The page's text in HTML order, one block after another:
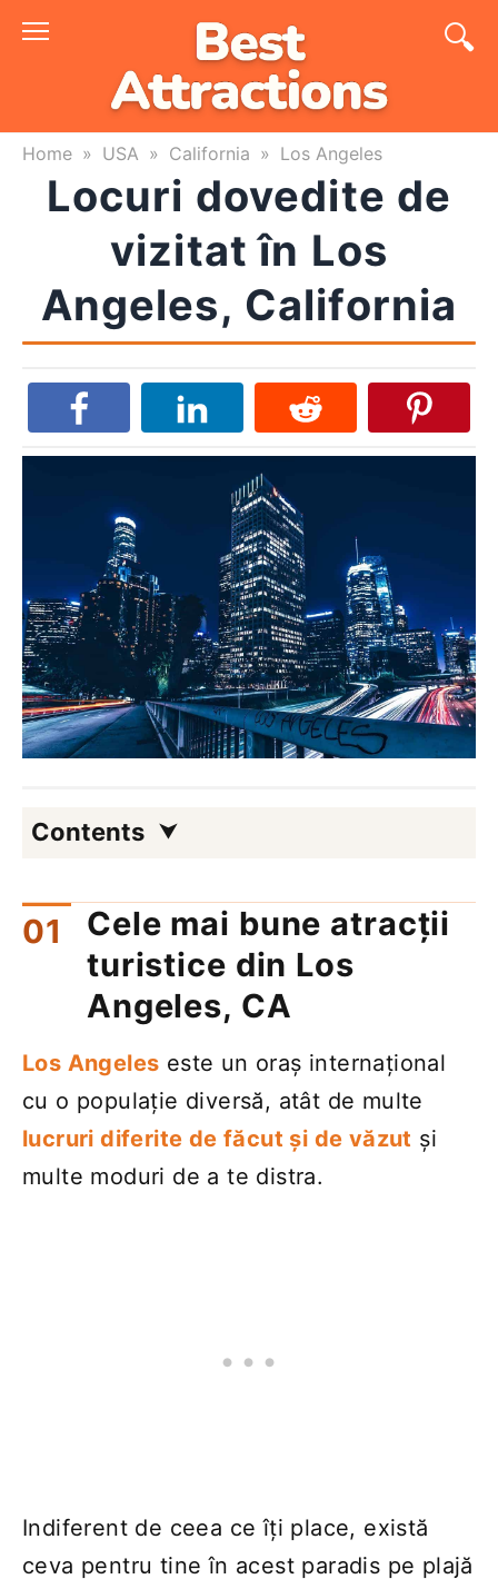
Skip
Home » USA » California » Los Angeles
Locuri dovedite de
vizitat în Los
Angeles, California
Contents
Cele mai bune atracții
turistice din Los
Angeles, CA
Los Angeles este un oraș internațional
cu o populație diversă, atât de multe
lucruri diferite de făcut și de văzut și
multe moduri de a te distra.
Indiferent de ceea ce îți place, există
ceva pentru tine în acest paradis pe plajă